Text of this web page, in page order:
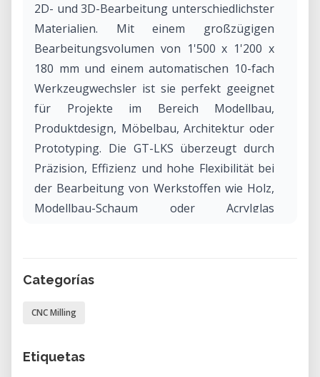
2D- und 3D-Bearbeitung unterschiedlichster
Materialien. Mit einem großzügigen
Bearbeitungsvolumen von 1'500 x 1'200 x
180 mm und einem automatischen 10-fach
Werkzeugwechsler ist sie perfekt geeignet
für Projekte im Bereich Modellbau,
Produktdesign, Möbelbau, Architektur oder
Prototyping. Die GT-LKS überzeugt durch
Präzision, Effizienz und hohe Flexibilität bei
der Bearbeitung von Werkstoffen wie Holz,
Modellbau-Schaum oder Acrylglas
mieten?
Lab bietet dir Zugriff auf professionelle
oder Wartungsaufwand.
Categorías
CNC Milling
Etiquetas